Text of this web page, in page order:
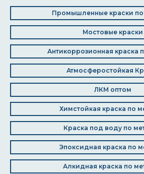
Промышленные краски по
Мостовые краски
Антикоррозионная краска
Атмосферостойкая
ЛКМ оптом
Химстойкая краска по
Краска под воду по
Эпоксидная краска по
Алкидная краска по